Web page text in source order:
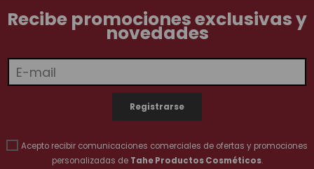
Recibe promociones exclusivas y
novedades
Acepto recibir comunicaciones comerciales de ofertas y promociones
personalizadas de Tahe Productos Cosméticos.